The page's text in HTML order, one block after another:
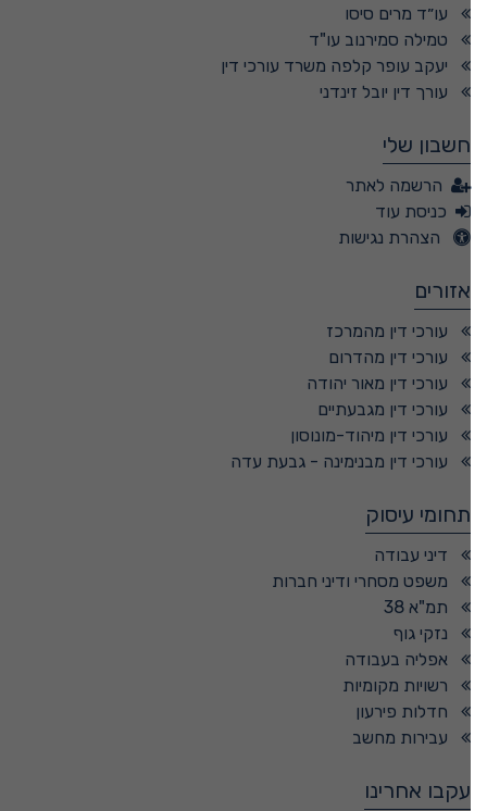
עו״ד מרים סיסו
טמילה סמירנוב עו"ד
יעקב עופר קלפה משרד עורכי דין
עורך דין יובל זינדני
חשבון שלי
הרשמה לאתר
כניסת עוד
הצהרת נגישות
אזורים
עורכי דין מהמרכז
עורכי דין מהדרום
עורכי דין מאור יהודה
עורכי דין מגבעתיים
עורכי דין מיהוד-מונוסון
עורכי דין מבנימינה - גבעת עדה
תחומי עיסוק
דיני עבודה
משפט מסחרי ודיני חברות
תמ"א 38
נזקי גוף
אפליה בעבודה
רשויות מקומיות
חדלות פירעון
עבירות מחשב
עקבו אחרינו